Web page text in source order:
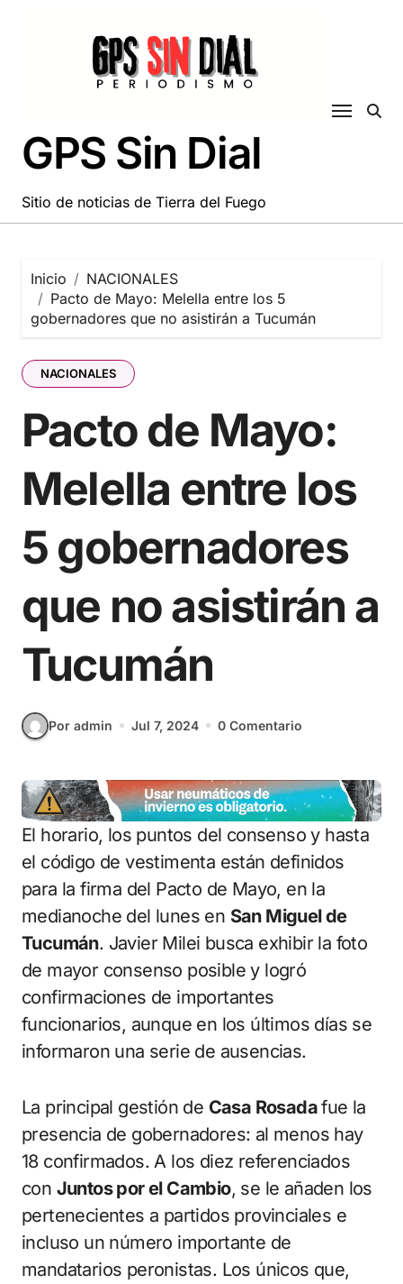
GPS Sin Dial
Sitio de noticias de Tierra del Fuego
Inicio
NACIONALES
Pacto de Mayo: Melella entre los 5
gobernadores que no asistirán a Tucumán
NACIONALES
Pacto de Mayo:
Melella entre los
5 gobernadores
que no asistirán a
Tucumán
Por admin Jul 7, 2024 0 Comentario
El horario, los puntos del consenso y hasta
el código de vestimenta están definidos
para la firma del Pacto de Mayo, en la
medianoche del lunes en San Miguel de
Tucumán. Javier Milei busca exhibir la foto
de mayor consenso posible y logró
confirmaciones de importantes
funcionarios, aunque en los últimos días se
informaron una serie de ausencias.
La principal gestión de Casa Rosadafue la
presencia de gobernadores: al menos hay
18 confirmados. A los diez referenciados
con Juntos por el Cambio, se le añaden los
pertenecientes a partidos provinciales e
incluso un número importante de
mandatarios peronistas. Los únicos que,